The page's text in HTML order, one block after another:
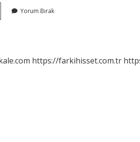
Yorum Bırak
https://farkihisset.com.tr